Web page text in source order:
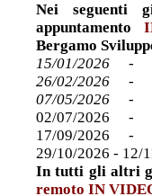
Nei seguenti
appuntamento
Bergamo
15/01/2026 -
26/02/2026 -
07/05/2026 -
02/07/2026 -
17/09/2026 -
29/10/2026 - 12/
In tutti gli altri
remoto IN